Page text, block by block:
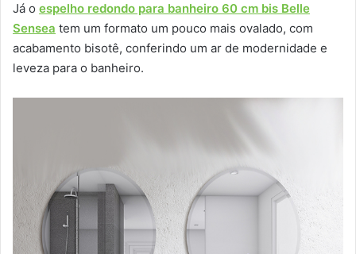
Já o espelho redondo para banheiro 60 cm bis Belle
Sensea tem um formato um pouco mais ovalado, com
acabamento bisotê, conferindo um ar de modernidade e
leveza para o banheiro.